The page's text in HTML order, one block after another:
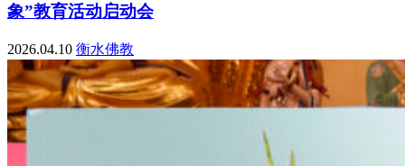
象”教育活动启动会
2026.04.10 衡水佛教